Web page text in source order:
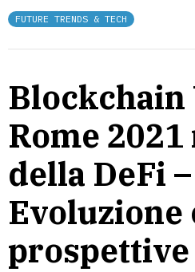
FUTURE TRENDS & TECH
Blockchain
Rome 2021
della DeFi –
Evoluzione
prospettive